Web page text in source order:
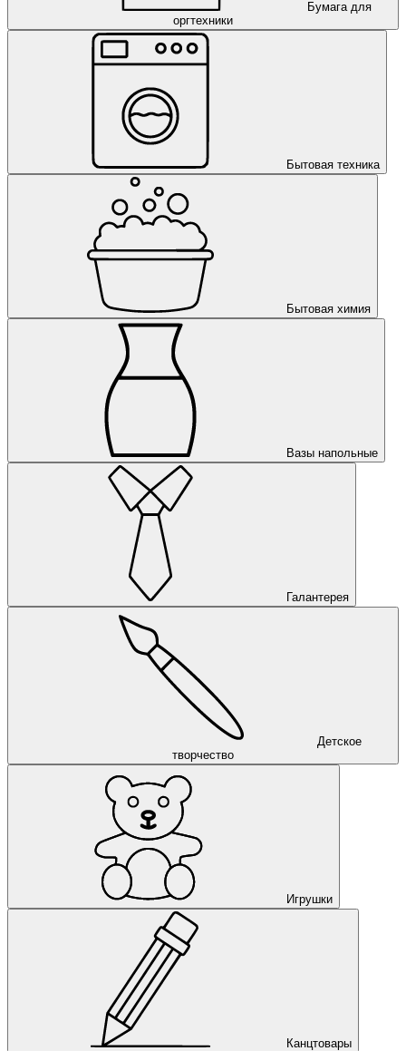
Бумага для
оргтехники
Бытовая техника
Бытовая химия
Вазы напольные
Галантерея
Детское
творчество
Игрушки
Канцтовары